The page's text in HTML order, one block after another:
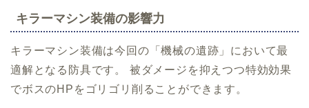
キラーマシン装備の影響力
キラーマシン装備は今回の「機械の遺跡」において最
適解となる防具です。 被ダメージを抑えつつ特効効果
でボスのHPをゴリゴリ削ることができます。